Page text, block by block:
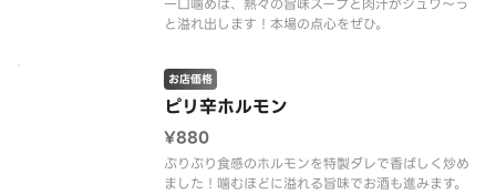
と溢れ出します！本場の点心をぜひ。
ピリ辛ホルモン
お店価格
¥880
ぷりぷり食感のホルモンを特製ダレで香ばしく炒め
ました！噛むほどに溢れる旨味でお酒も進みます。